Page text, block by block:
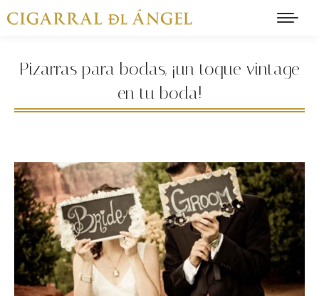
Pizarras para bodas, ¡un toque vintage
en tu boda!